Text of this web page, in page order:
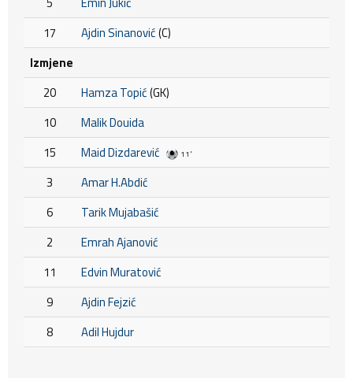
17
Ajdin Sinanović(C)
Izmjene
20
Hamza Topić(GK)
10
Malik Douida
15
Maid Dizdarević 11'
3
Amar H.Abdić
6
Tarik Mujabašić
2
Emrah Ajanović
11
Edvin Muratović
9
Ajdin Fejzić
8
Adil Hujdur